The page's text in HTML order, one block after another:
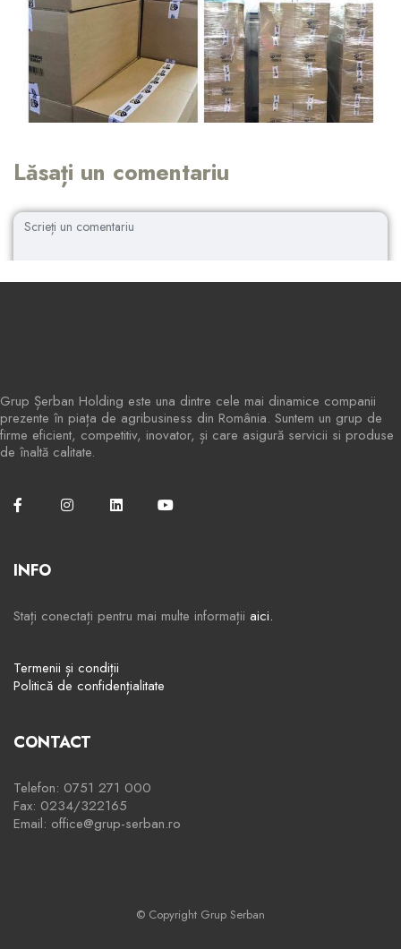
Lăsați un comentariu
Grup Șerban Holding este una dintre cele mai dinamice companii
prezente în piața de agribusiness din România. Suntem un grup de
firme eficient, competitiv, inovator, și care asigură servicii si produse
de înaltă calitate.
INFO
Stați conectați pentru mai multe informații aici.
Termenii și condiții
Politică de confidențialitate
CONTACT
Telefon: 0751 271 000
Fax: 0234/322165
Email: office@grup-serban.ro
© Copyright Grup Serban